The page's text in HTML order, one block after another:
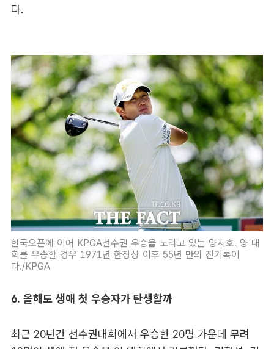
다.
한국오픈에 이어 KPGA선수권 우승을 노리고 있는 양지호. 양 대
회를 우승할 경우 1971년 한장상 이후 55년 만의 진기록이
다./KPGA
6. 올해도 생애 첫 우승자가 탄생할까
최근 20년간 선수권대회에서 우승한 20명 가운데 무려